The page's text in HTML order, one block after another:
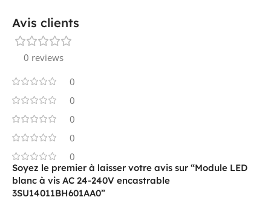
Avis clients
0 reviews
0
0
0
0
0
Soyez le premier à laisser votre avis sur “Module LED
blanc à vis AC 24-240V encastrable
3SU14011BH601AA0”